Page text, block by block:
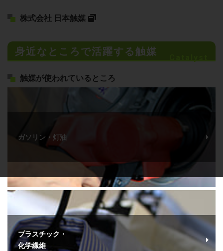
株式会社 日本触媒
身近なところで活躍する触媒
触媒が使われているところ
ガソリン・灯油
プラスチック・
化学繊維